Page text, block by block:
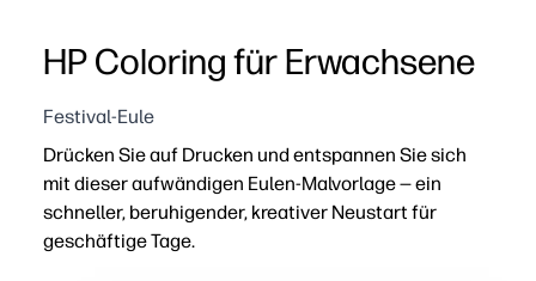
HP Coloring für Erwachsene
Festival-Eule
Drücken Sie auf Drucken und entspannen Sie sich
mit dieser aufwändigen Eulen-Malvorlage — ein
schneller, beruhigender, kreativer Neustart für
geschäftige Tage.